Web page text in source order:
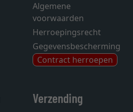
Algemene
voorwaarden
Herroepingsrecht
Gegevensbescherming
Contract herroepen
Verzending